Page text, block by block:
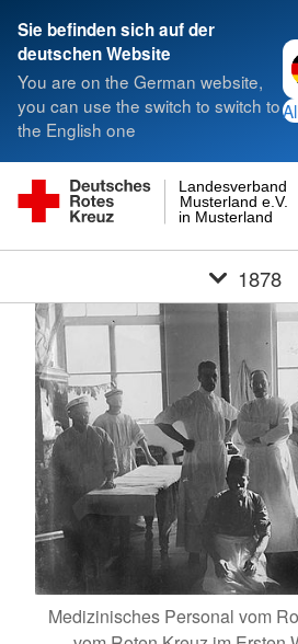
Sie befinden sich auf der
deutschen Website
You are on the German website,
you can use the switch to switch to
the English one
in Musterland
Musterland e.V.
Landesverband
1878
Medizinisches Personal vom